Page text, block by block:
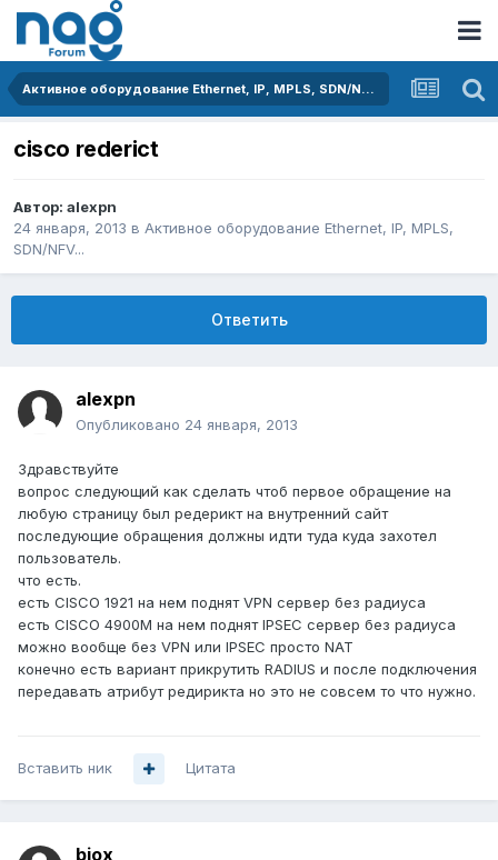
Активное оборудование Ethernet, IP, MPLS, SDN/NFV...
cisco rederict
Автор: alexpn
24 января, 2013 в Активное оборудование Ethernet, IP, MPLS,
SDN/NFV...
Ответить
alexpn
Опубликовано 24 января, 2013
Здравствуйте
вопрос следующий как сделать чтоб первое обращение на
любую страницу был редерикт на внутренний сайт
последующие обращения должны идти туда куда захотел
пользователь.
что есть.
есть CISCO 1921 на нем поднят VPN сервер без радиуса
есть CISCO 4900M на нем поднят IPSEC сервер без радиуса
можно вообще без VPN или IPSEC просто NAT
конечно есть вариант прикрутить RADIUS и после подключения
передавать атрибут редирикта но это не совсем то что нужно.
Вставить ник Цитата
biox